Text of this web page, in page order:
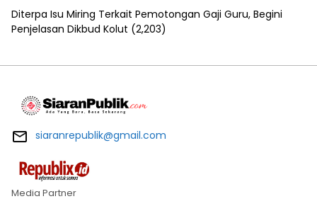
Diterpa Isu Miring Terkait Pemotongan Gaji Guru, Begini
Penjelasan Dikbud Kolut (2,203)
siaranrepublik@gmail.com
Media Partner